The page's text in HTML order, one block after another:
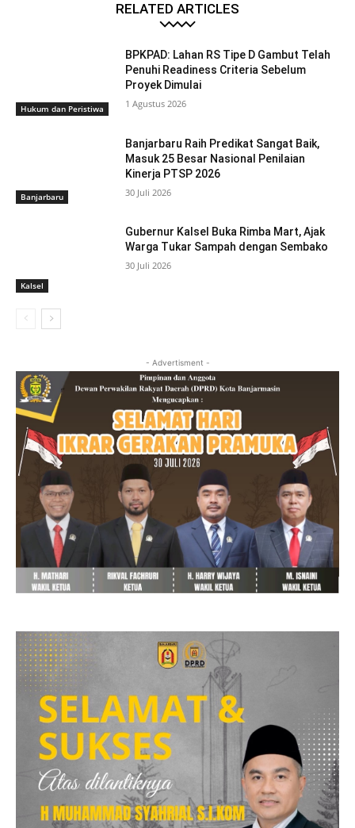
RELATED ARTICLES
Hukum dan Peristiwa
BPKPAD: Lahan RS Tipe D Gambut Telah
Penuhi Readiness Criteria Sebelum
Proyek Dimulai
1 Agustus 2026
Banjarbaru
Banjarbaru Raih Predikat Sangat Baik,
Masuk 25 Besar Nasional Penilaian
Kinerja PTSP 2026
30 Juli 2026
Kalsel
Gubernur Kalsel Buka Rimba Mart, Ajak
Warga Tukar Sampah dengan Sembako
30 Juli 2026
- Advertisment -